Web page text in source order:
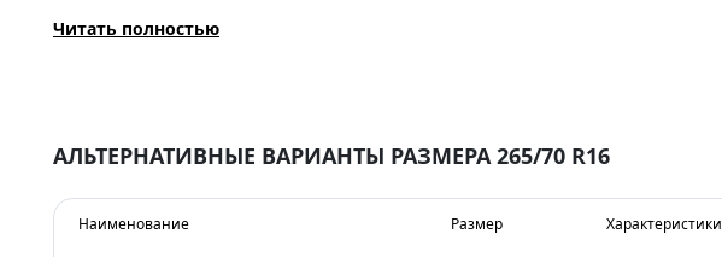
Читать полностью
АЛЬТЕРНАТИВНЫЕ ВАРИАНТЫ РАЗМЕРА 265/70 R16
Наименование Размер Характеристики